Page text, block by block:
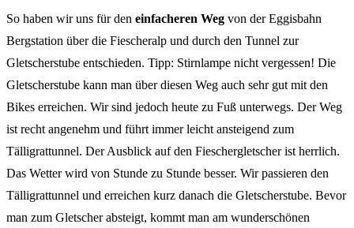
So haben wir uns für den einfacheren Weg von der Eggisbahn
Bergstation über die Fiescheralp und durch den Tunnel zur
Gletscherstube entschieden. Tipp: Stirnlampe nicht vergessen! Die
Gletscherstube kann man über diesen Weg auch sehr gut mit den
Bikes erreichen. Wir sind jedoch heute zu Fuß unterwegs. Der Weg
ist recht angenehm und führt immer leicht ansteigend zum
Tälligrattunnel. Der Ausblick auf den Fieschergletscher ist herrlich.
Das Wetter wird von Stunde zu Stunde besser. Wir passieren den
Tälligrattunnel und erreichen kurz danach die Gletscherstube. Bevor
man zum Gletscher absteigt, kommt man am wunderschönen